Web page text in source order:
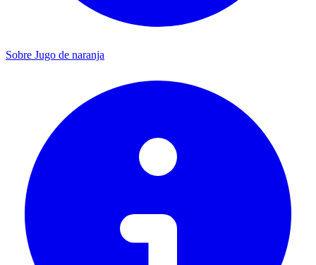
Sobre Jugo de naranja